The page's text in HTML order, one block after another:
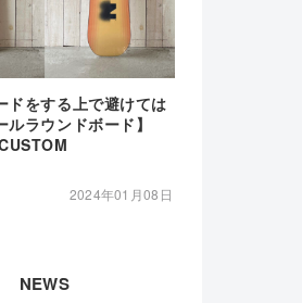
ドをする上で避けては
ラウンドボード】
2024年01月08日
NEWS